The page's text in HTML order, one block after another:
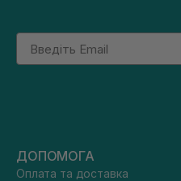
Email
ДОПОМОГА
Оплата та доставка